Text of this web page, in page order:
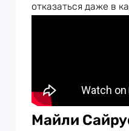
отказаться даже в
Майли